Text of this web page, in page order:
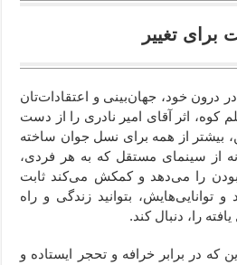
برای تغییر
در درون خود، جهان‌بینی و اعتقادات‌تان
کوه، اثر آقای امیر نادری را از دست
بیشتر از همه برای نسل جوان ساخته
از سینمای مستقل که به هر فردی،
را می‌دهد و کمکش می‌کند ثابت
توانایی‌هایش، بتوانید زندگی و راه
را، دنبال کند.
که در برابر خرافه و تحجر ایستاده و